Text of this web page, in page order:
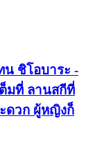
น ชิโอบาระ -
มที่ ลานสกีที่
ดวก ผู้หญิงก็